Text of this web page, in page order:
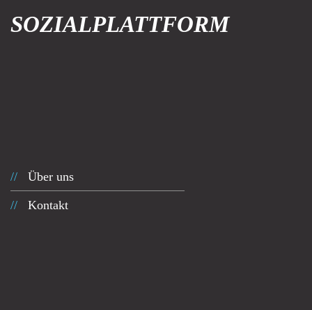
SOZIALPLATTFORM
Über uns
Kontakt